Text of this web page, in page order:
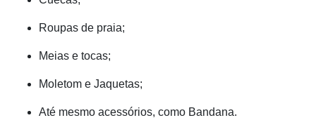
Roupas de praia;
Meias e tocas;
Moletom e Jaquetas;
Até mesmo acessórios, como Bandana.